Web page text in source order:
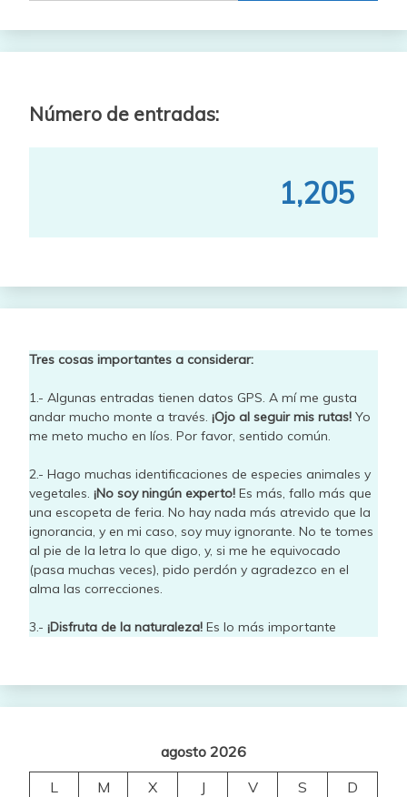
Número de entradas:
1,205
Tres cosas importantes a considerar:
1.- Algunas entradas tienen datos GPS. A mí me gusta
andar mucho monte a través. ¡Ojo al seguir mis rutas! Yo
me meto mucho en líos. Por favor, sentido común.
2.- Hago muchas identificaciones de especies animales y
vegetales. ¡No soy ningún experto! Es más, fallo más que
una escopeta de feria. No hay nada más atrevido que la
ignorancia, y en mi caso, soy muy ignorante. No te tomes
al pie de la letra lo que digo, y, si me he equivocado
(pasa muchas veces), pido perdón y agradezco en el
alma las correcciones.
3.- ¡Disfruta de la naturaleza! Es lo más importante
agosto 2026
L
M X J V S
D